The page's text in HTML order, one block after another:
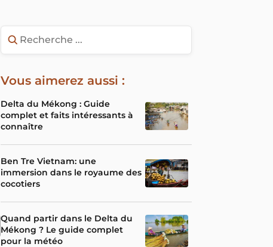
Vous aimerez aussi :
Delta du Mékong : Guide
complet et faits intéressants à
connaître
Ben Tre Vietnam: une
immersion dans le royaume des
cocotiers
Quand partir dans le Delta du
Mékong ? Le guide complet
pour la météo